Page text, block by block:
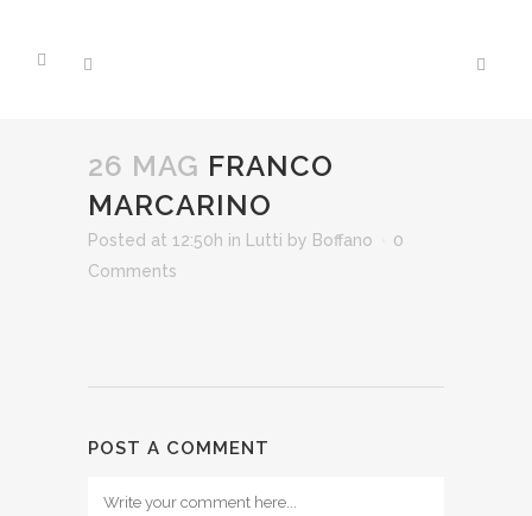
26 MAG FRANCO
MARCARINO
Posted at 12:50h in Lutti by Boffano
0
Comments
POST A COMMENT